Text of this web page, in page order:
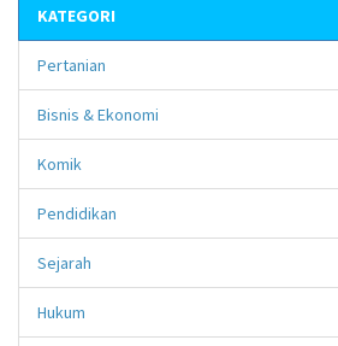
KATEGORI
Pertanian
Bisnis & Ekonomi
Komik
Pendidikan
Sejarah
Hukum